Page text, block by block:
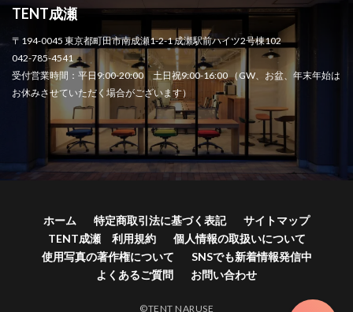
TENT成瀬
〒194-0045 東京都町田市南成瀬1-2-1 成瀬駅前ハイツ2号棟102
042-785-4541
受付営業時間：平日9:00-20:00 土日祝9:00-16:00 （GW、お盆、年末年始は
お休みさせていただく場合がございます）
ホーム 特定商取引法に基づく表記
サイトマップ
TENT成瀬 利用規約
個人情報の取扱いについて
使用写真の著作権について
SNSでも新着情報発信中
よくあるご質問
お問い合わせ
©TENT NARUSE